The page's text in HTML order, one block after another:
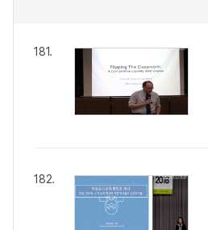
181.
182.